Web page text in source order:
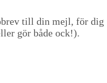
till din mejl, för dig
gör både ock!).